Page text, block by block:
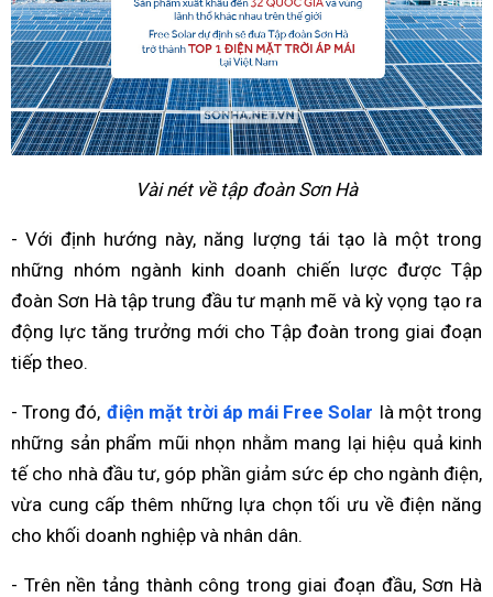
Vài nét về tập đoàn Sơn Hà
- Với định hướng này, năng lượng tái tạo là một trong
những nhóm ngành kinh doanh chiến lược được Tập
đoàn Sơn Hà tập trung đầu tư mạnh mẽ và kỳ vọng tạo ra
động lực tăng trưởng mới cho Tập đoàn trong giai đoạn
tiếp theo.
- Trong đó, điện mặt trời áp mái Free Solar là một trong
những sản phẩm mũi nhọn nhằm mang lại hiệu quả kinh
tế cho nhà đầu tư, góp phần giảm sức ép cho ngành điện,
vừa cung cấp thêm những lựa chọn tối ưu về điện năng
cho khối doanh nghiệp và nhân dân.
- Trên nền tảng thành công trong giai đoạn đầu, Sơn Hà